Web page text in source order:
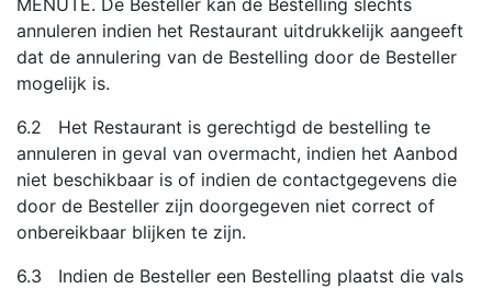
MENUTE. De Besteller kan de Bestelling slechts
annuleren indien het Restaurant uitdrukkelijk aangeeft
dat de annulering van de Bestelling door de Besteller
mogelijk is.
6.2 Het Restaurant is gerechtigd de bestelling te
annuleren in geval van overmacht, indien het Aanbod
niet beschikbaar is of indien de contactgegevens die
door de Besteller zijn doorgegeven niet correct of
onbereikbaar blijken te zijn.
6.3 Indien de Besteller een Bestelling plaatst die vals